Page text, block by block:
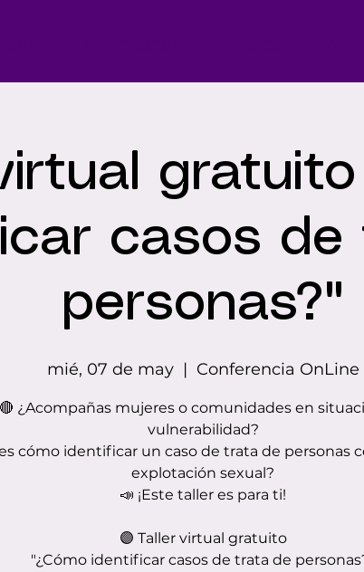
casos de
personas?"
mié, 07 de may
  |
Conferencia OnLine
🔴 ¿Acompañas mujeres o comunidades en
vulnerabilidad?
cómo identificar un caso de trata de personas
explotación sexual?
📣 ¡Este taller es para ti!
🟣 Taller virtual gratuito
"¿Cómo identificar casos de trata de